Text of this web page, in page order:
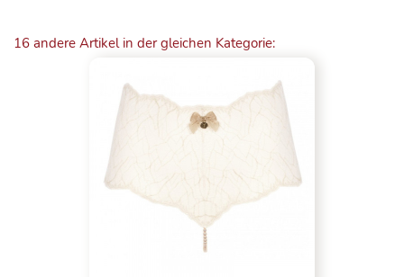
16 andere Artikel in der gleichen Kategorie: